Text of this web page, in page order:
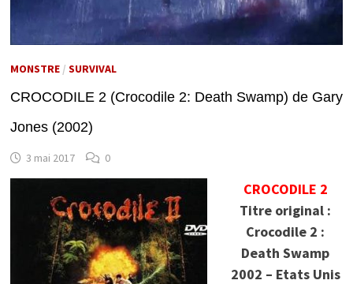
MONSTRE/ SURVIVAL
CROCODILE 2 (Crocodile 2: Death Swamp) de Gary
Jones (2002)
3 mai 2017 0
CROCODILE 2
Titre original :
Crocodile 2 :
Death Swamp
2002 – Etats Unis